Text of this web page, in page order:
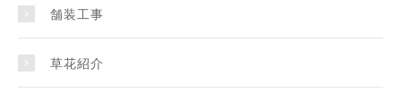
舗装工事
草花紹介